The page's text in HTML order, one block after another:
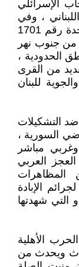
الإسرائلي
، وفي
المقابل التزم لبنان بتطبيق قرارالإمم المتحدة رقم 1701
جنوب نهر
الحدودية ،
من القرى
للبنان
ضد التشكيلات
السورية ،
مباشر
العربي
المظاهرات
الإبادة
التي شهدتها
الأهلية
ويحدث من